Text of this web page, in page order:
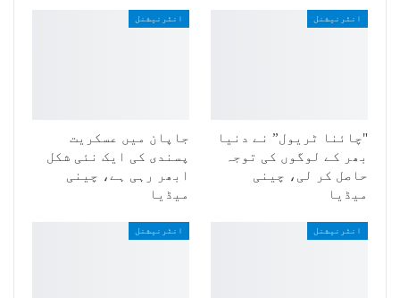
انٹرنیشنل
"چائنا ٹریول” نے دنیا
بھر کے لوگوں کی توجہ
حاصل کر لی، چینی
میڈیا
انٹرنیشنل
جاپان میں عسکریت
پسندی کی ایک نئی شکل
ابھر رہی ہے، چینی
میڈیا
انٹرنیشنل انٹرنیشنل